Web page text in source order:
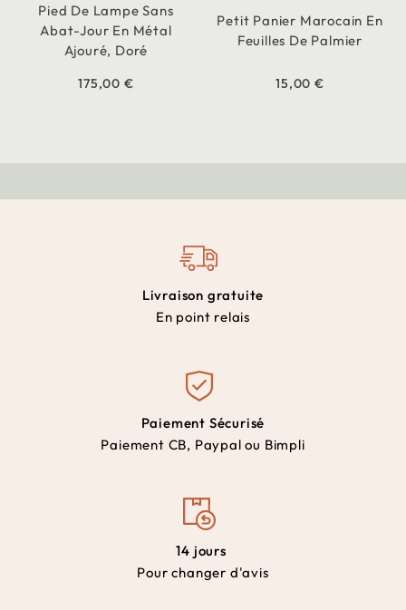
Pied De Lampe Sans
Abat-Jour En Métal
Ajouré, Doré
175,00 €
Petit Panier Marocain En
Feuilles De Palmier
15,00 €
Livraison gratuite
En point relais
Paiement Sécurisé
Paiement CB, Paypal ou Bimpli
14 jours
Pour changer d'avis